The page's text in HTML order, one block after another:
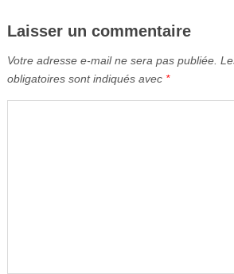
Laisser un commentaire
Votre adresse e-mail ne sera pas publiée.
obligatoires sont indiqués avec *